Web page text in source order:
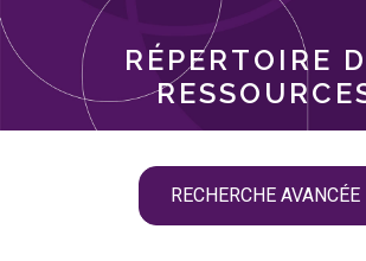
langue
RÉPERTOIRE
RECHERCHE AVANCÉE